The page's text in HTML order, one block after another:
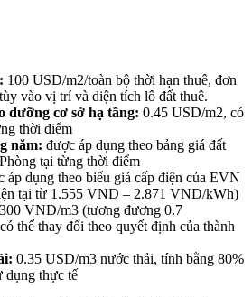
100 USD/m2/toàn bộ thời hạn thuê, đơn
vào vị trí và diện tích lô đất thuê.
dưỡng cơ sở hạ tầng: 0.45 USD/m2, có
thời điểm
năm: được áp dụng theo bảng giá đất
tại từng thời điểm
áp dụng theo biểu giá cấp điện của EVN
tại từ 1.555 VND – 2.871 VND/kWh)
VND/m3 (tương đương 0.7
thể thay đổi theo quyết định của thành
0.35 USD/m3 nước thải, tính bằng 80%
dụng thực tế